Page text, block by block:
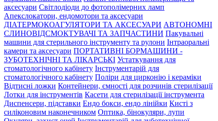
аксесуари Світлодіоди до фотополімерних ламп
Апекслокатори, ендомотори та аксесуари
ДІАТЕРМОКОАГУЛЯТОРИ ТА АКСЕСУАРИ АВТОНОМНІ
СЛИНОВІДСМОКТУВАЧІ ТА ЗАПЧАСТИНИ Пакувальні
машини для стерильного інструменту та рулони Інтраоральні
камери та аксесуари ПОРТАТИВНІ БОРМАШИНИ -
ЗУБОТЕХНІЧНІ ТА ЛІКАРСЬКІ Устаткування для
стоматологічного кабінету Інструментарій для
стоматологічного кабінету Поліри для цирконію і кераміки
Відтисні ложки Контейнери, ємності для розчинів стерилізації
Лотки для інструментів Касети для стерилізації інструмента
Диспенсери, підставки Ендо бокси, ендо лінійки Кисті з
силіконовим наконечником Оптика, бінокуляри, лупи